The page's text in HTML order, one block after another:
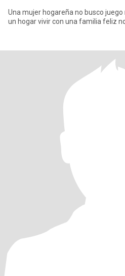
Una mujer hogareña no busco
un hogar vivir con una familia feliz